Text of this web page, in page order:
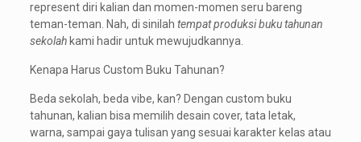
represent diri kalian dan momen-momen seru bareng
teman-teman. Nah, di sinilah tempat produksi buku tahunan
sekolah kami hadir untuk mewujudkannya.
Kenapa Harus Custom Buku Tahunan?
Beda sekolah, beda vibe, kan? Dengan custom buku
tahunan, kalian bisa memilih desain cover, tata letak,
warna, sampai gaya tulisan yang sesuai karakter kelas atau